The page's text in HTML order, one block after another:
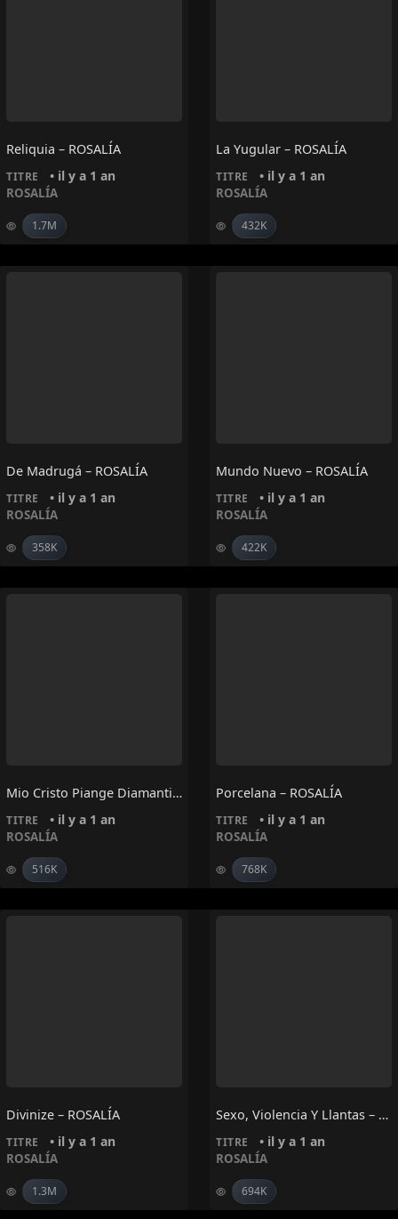
Reliquia – ROSALÍA
TITRE • il y a 1 an
ROSALÍA
1.7M
La Yugular – ROSALÍA
TITRE • il y a 1 an
ROSALÍA
432K
De Madrugá – ROSALÍA
TITRE • il y a 1 an
ROSALÍA
358K
Mundo Nuevo – ROSALÍA
TITRE • il y a 1 an
ROSALÍA
422K
Mio Cristo Piange Diamanti – ROSALÍA
TITRE • il y a 1 an
ROSALÍA
516K
Porcelana – ROSALÍA
TITRE • il y a 1 an
ROSALÍA
768K
Divinize – ROSALÍA
TITRE • il y a 1 an
ROSALÍA
1.3M
Sexo, Violencia Y Llantas – ROSALÍA
TITRE • il y a 1 an
ROSALÍA
694K